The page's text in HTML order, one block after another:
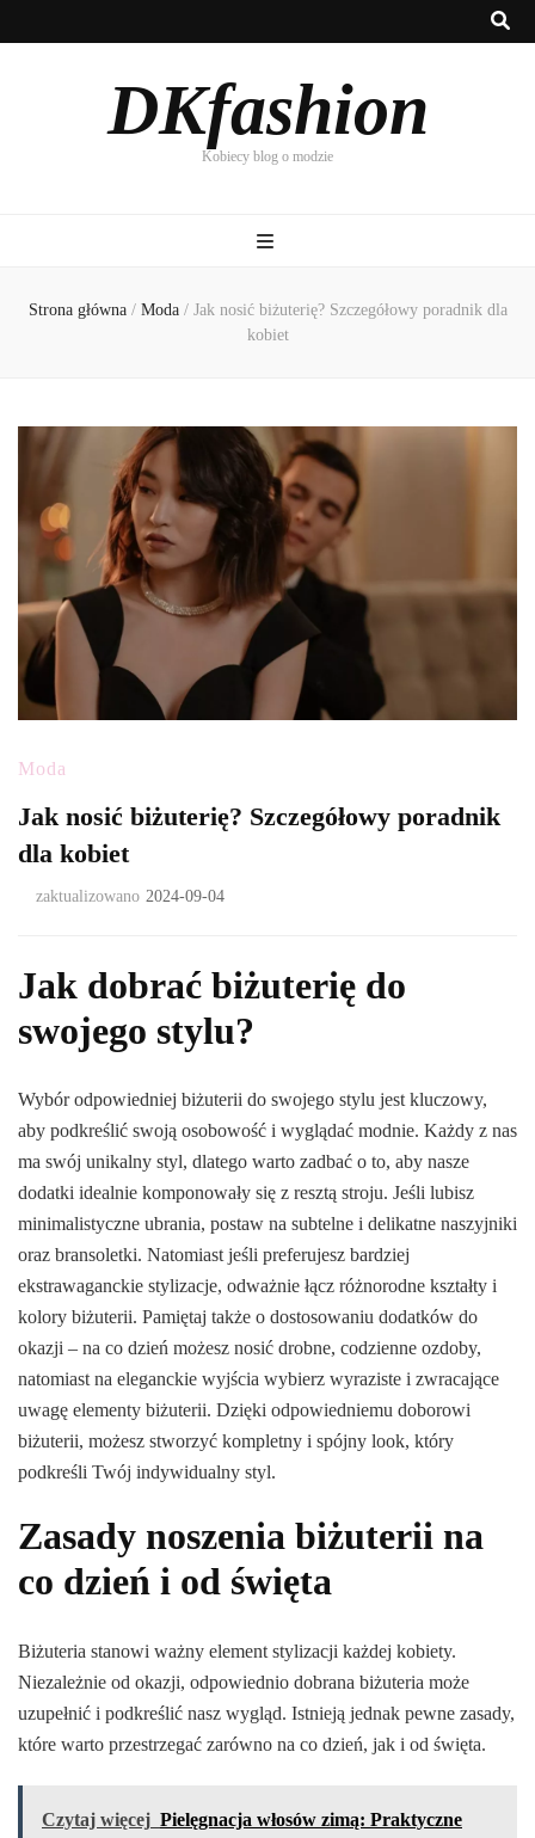
DKfashion
Kobiecy blog o modzie
Strona główna / Moda / Jak nosić biżuterię? Szczegółowy poradnik dla
kobiet
Moda
Jak nosić biżuterię? Szczegółowy poradnik
dla kobiet
zaktualizowano 2024-09-04
Jak dobrać biżuterię do
swojego stylu?
Wybór odpowiedniej biżuterii do swojego stylu jest kluczowy,
aby podkreślić swoją osobowość i wyglądać modnie. Każdy z nas
ma swój unikalny styl, dlatego warto zadbać o to, aby nasze
dodatki idealnie komponowały się z resztą stroju. Jeśli lubisz
minimalistyczne ubrania, postaw na subtelne i delikatne naszyjniki
oraz bransoletki. Natomiast jeśli preferujesz bardziej
ekstrawaganckie stylizacje, odważnie łącz różnorodne kształty i
kolory biżuterii. Pamiętaj także o dostosowaniu dodatków do
okazji – na co dzień możesz nosić drobne, codzienne ozdoby,
natomiast na eleganckie wyjścia wybierz wyraziste i zwracające
uwagę elementy biżuterii. Dzięki odpowiedniemu doborowi
biżuterii, możesz stworzyć kompletny i spójny look, który
podkreśli Twój indywidualny styl.
Zasady noszenia biżuterii na
co dzień i od święta
Biżuteria stanowi ważny element stylizacji każdej kobiety.
Niezależnie od okazji, odpowiednio dobrana biżuteria może
uzupełnić i podkreślić nasz wygląd. Istnieją jednak pewne zasady,
które warto przestrzegać zarówno na co dzień, jak i od święta.
Czytaj więcej Pielęgnacja włosów zimą: Praktyczne